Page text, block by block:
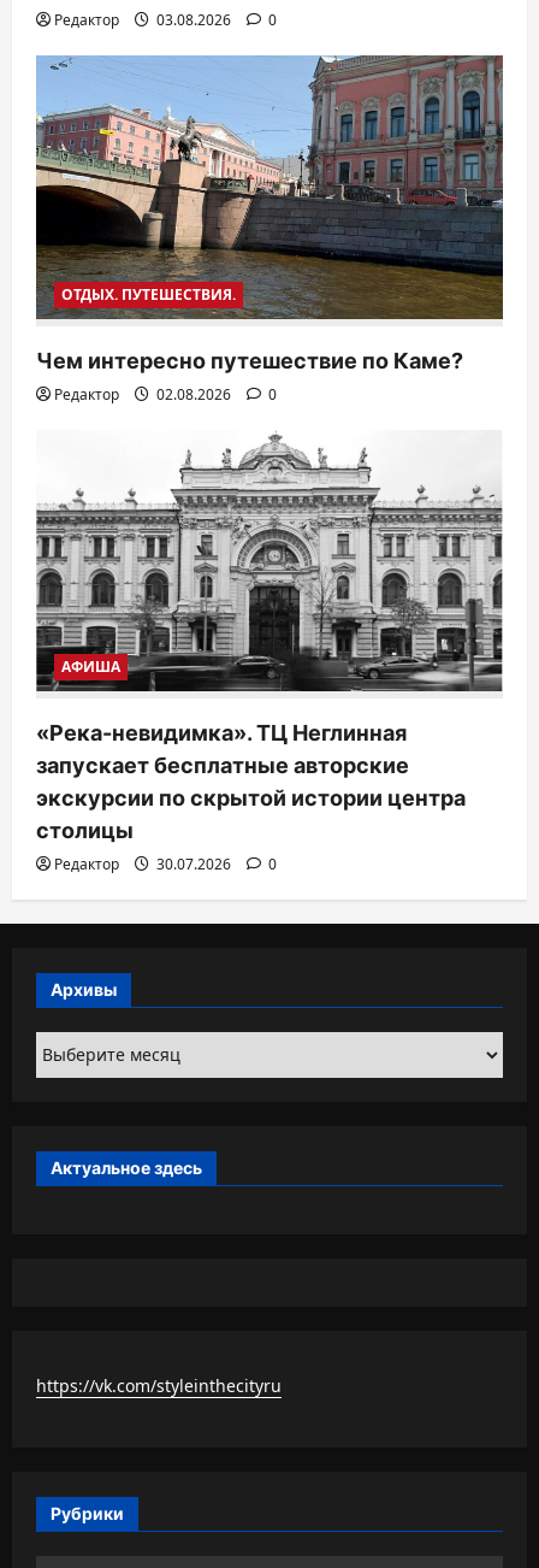
Редактор 03.08.2026 0
ОТДЫХ. ПУТЕШЕСТВИЯ.
Чем интересно путешествие по Каме?
Редактор 02.08.2026 0
АФИША
«Река-невидимка». ТЦ Неглинная
запускает бесплатные авторские
экскурсии по скрытой истории центра
столицы
Редактор 30.07.2026 0
Архивы
Архивы
Актуальное здесь
https://vk.com/styleinthecityru
Рубрики